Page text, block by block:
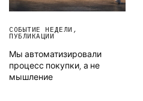
СОБЫТИЕ НЕДЕЛИ ,
ПУБЛИКАЦИИ
Мы автоматизировали
процесс покупки, а не
мышление